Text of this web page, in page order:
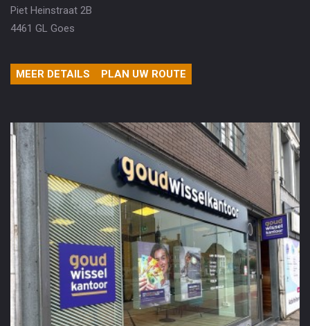
Piet Heinstraat 2B
4461 GL Goes
MEER DETAILS PLAN UW ROUTE